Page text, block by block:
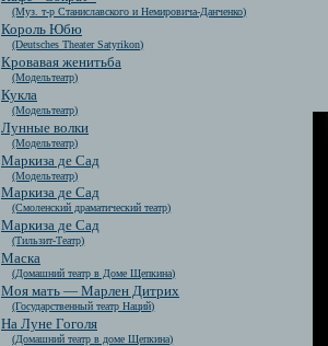
(Муз. т-р Станиславского и Немировича-Данченко)
Король Юбю
(Deutsches Theater Satyrikon)
Кровавая женитьба
(Модельтеатр)
Кукла
(Модельтеатр)
Лунные волки
(Модельтеатр)
Маркиза де Сад
(Модельтеатр)
Маркиза де Сад
(Смоленский драматический театр)
Маркиза де Сад
(Тильзит-Театр)
Маска
(Домашний театр в Доме Щепкина)
Моя мать — Марлен Дитрих
(Государственный театр Наций)
На Луне Гоголя
(Домашний театр в доме Щепкина)